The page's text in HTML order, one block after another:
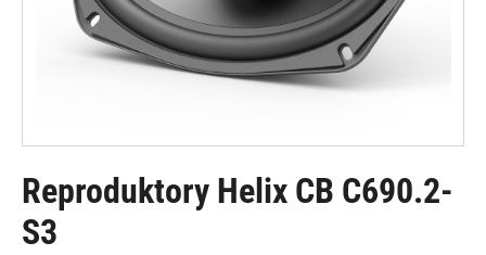
Reproduktory Helix CB C690.2-
S3